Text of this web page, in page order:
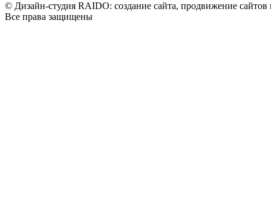
© Дизайн-студия RAIDO: создание сайта, продвижение сайтов
Все права защищены